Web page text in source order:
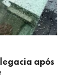
após